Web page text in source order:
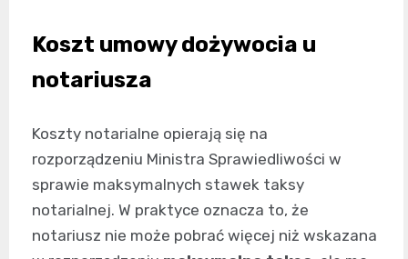
Koszt umowy dożywocia u
notariusza
Koszty notarialne opierają się na
rozporządzeniu Ministra Sprawiedliwości w
sprawie maksymalnych stawek taksy
notarialnej. W praktyce oznacza to, że
notariusz nie może pobrać więcej niż wskazana